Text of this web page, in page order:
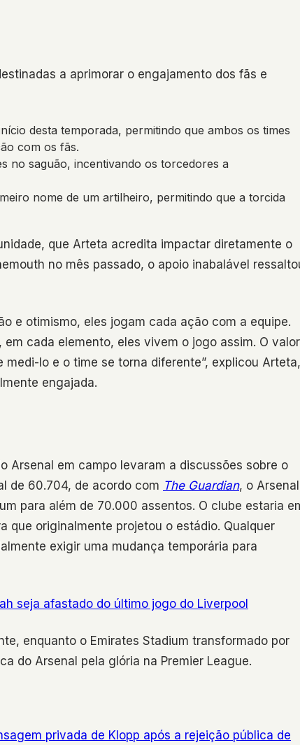
a aprimorar o engajamento dos fãs e
desta temporada, permitindo que ambos os times
com os fãs.
no saguão, incentivando os torcedores a
nome de um artilheiro, permitindo que a torcida
que Arteta acredita impactar diretamente o
no mês passado, o apoio inabalável
e otimismo, eles jogam cada ação com a equipe.
cada elemento, eles vivem o jogo assim. O valor
lo e o time se torna diferente”, explicou Arteta,
engajada.
Arsenal em campo levaram a discussões sobre o
de 60.704, de acordo com The Guardian, o Arsenal
para além de 70.000 assentos. O clube estaria
que originalmente projetou o estádio. Qualquer
exigir uma mudança temporária para
seja afastado do último jogo do Liverpool
enquanto o Emirates Stadium transformado por
do Arsenal pela glória na Premier League.
privada de Klopp após a rejeição pública de